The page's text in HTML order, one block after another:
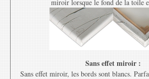
miroir lorsque le fond de la toile
Sans effet miroir :
Sans effet miroir, les bords sont blancs.